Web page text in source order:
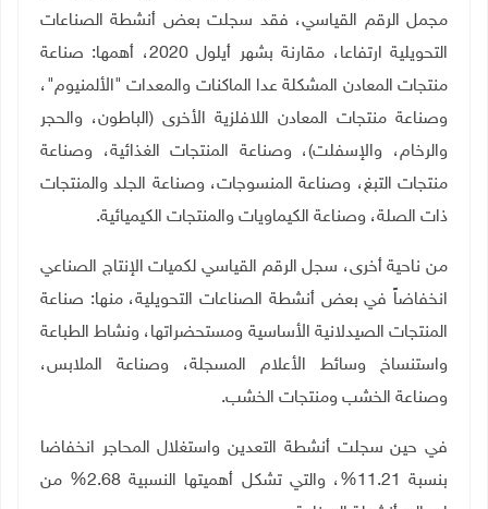
مجمل الرقم القياسي، فقد سجلت بعض أنشطة الصناعات
التحويلية ارتفاعا، مقارنة بشهر أيلول 2020، أهمها: صناعة
منتجات المعادن المشكلة عدا الماكنات والمعدات "الألمنيوم"،
وصناعة منتجات المعادن اللافلزية الأخرى (الباطون، والحجر
والرخام، والإسفلت)، وصناعة المنتجات الغذائية، وصناعة
منتجات التبغ، وصناعة المنسوجات، وصناعة الجلد والمنتجات
ذات الصلة، وصناعة الكيماويات والمنتجات الكيميائية.
من ناحية أخرى، سجل الرقم القياسي لكميات الإنتاج الصناعي
انخفاضاً في بعض أنشطة الصناعات التحويلية، منها: صناعة
المنتجات الصيدلانية الأساسية ومستحضراتها، ونشاط الطباعة
واستنساخ وسائط الأعلام المسجلة، وصناعة الملابس،
وصناعة الخشب ومنتجات الخشب.
في حين سجلت أنشطة التعدين واستغلال المحاجر انخفاضا
بنسبة 11.21%، والتي تشكل أهميتها النسبية 2.68% من